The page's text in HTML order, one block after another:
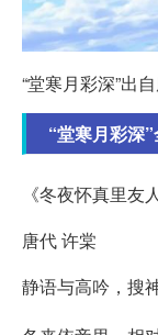
“堂寒月彩深”出
“堂寒月彩深
《冬夜怀真里友
唐代 许棠
静语与高吟，搜